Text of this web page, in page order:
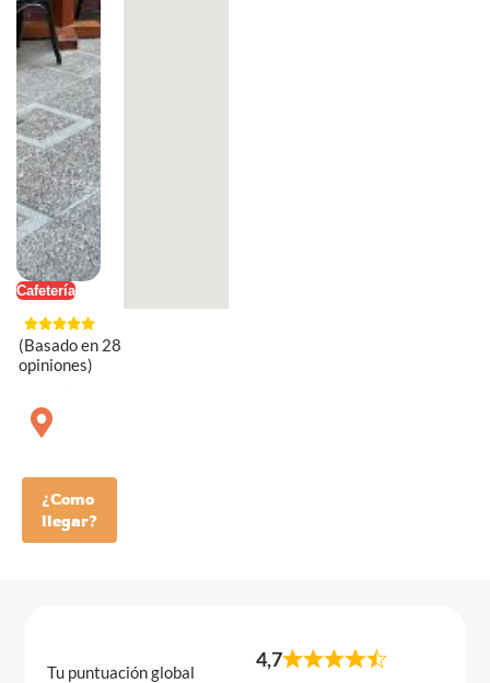
Cafetería
(Basado en 28
opiniones)
¿Como
llegar?
Tu puntuación global
4,7